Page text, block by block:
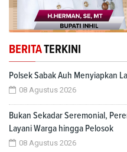
BERITATERKINI
Polsek Sabak Auh Menyiapkan
08 Agustus 2026
Bukan Sekadar Seremonial,
Layani Warga hingga Pelosok
08 Agustus 2026